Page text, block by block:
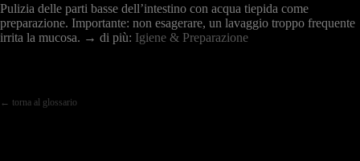
Pulizia delle parti basse dell’intestino con acqua tiepida come
preparazione. Importante: non esagerare, un lavaggio troppo frequente
irrita la mucosa. → di più: Igiene & Preparazione
← torna al glossario